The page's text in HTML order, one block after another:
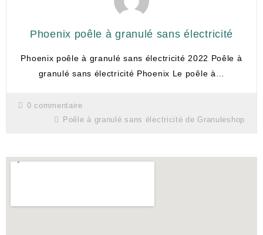
Phoenix poêle à granulé sans électricité
Phoenix poêle à granulé sans électricité 2022 Poêle à
granulé sans électricité Phoenix Le poêle à…
0 commentaire
Poêle à granulé sans électricité de Granuleshop